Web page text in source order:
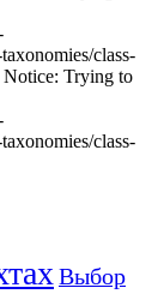
class-
Notice: Trying to
class-
Выбор